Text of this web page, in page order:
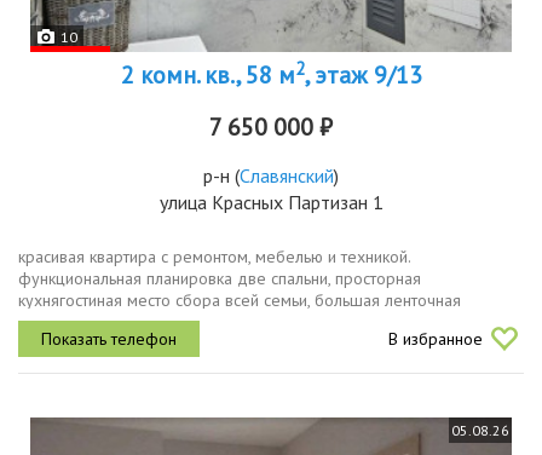
10
2 комн. кв., 58 м2, этаж 9/13
7 650 000 ₽
р-н (Славянский)
улица Красных Партизан 1
красивая квартира с ремонтом, мебелью и техникой.
функциональная планировка две спальни, просторная
кухнягостиная место сбора всей семьи, большая ленточная
лоджия.ремонт выполнен по дизайн проекту. все подобрано со
вкусом.жк светлоград уютный мкр,...
В избранное
05.08.26